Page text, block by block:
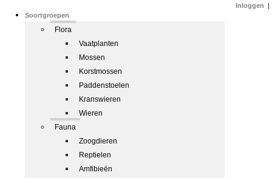
Soortgroepen
Flora
Vaatplanten
Mossen
Korstmossen
Paddenstoelen
Kranswieren
Wieren
Fauna
Zoogdieren
Reptielen
Amfibieën
Inloggen |